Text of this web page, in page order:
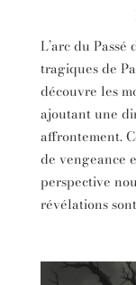
L’arc du
tragiques de
découvre les
ajoutant une
affrontement.
de vengeance
perspective
révélations